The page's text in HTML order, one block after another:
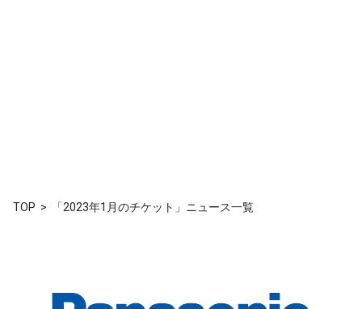
TOP 「2023年1月のチケット」ニュース一覧